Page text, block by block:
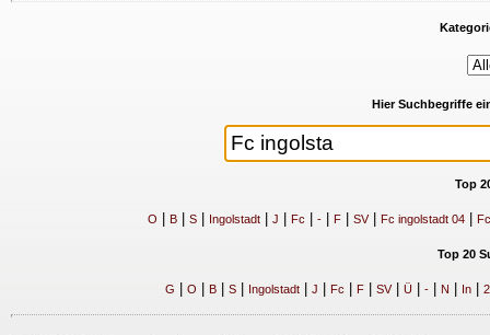
Hier Suchbegriffe
Top
O B| S| Ingolstadt| J Fc -| F| SV| Fc ingolstadt 04|
Top 20
G O B| S| Ingolstadt| J Fc F| SV| Ü| -| N In| 2